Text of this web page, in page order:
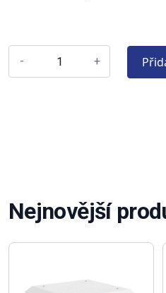
- +
Nejnovější